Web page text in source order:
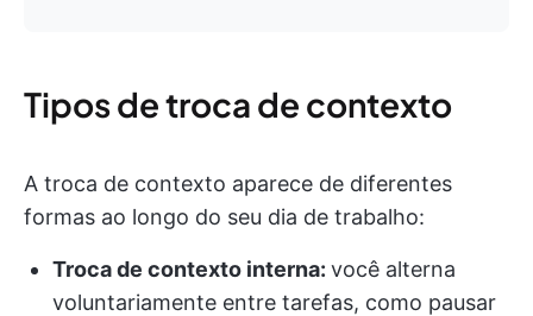
Tipos de troca de contexto
A troca de contexto aparece de diferentes
formas ao longo do seu dia de trabalho:
Troca de contexto interna: você alterna
voluntariamente entre tarefas, como pausar